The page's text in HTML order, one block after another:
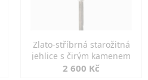
Zlato-stříbrná starožitná
jehlice s čirým kamenem
2 600 Kč